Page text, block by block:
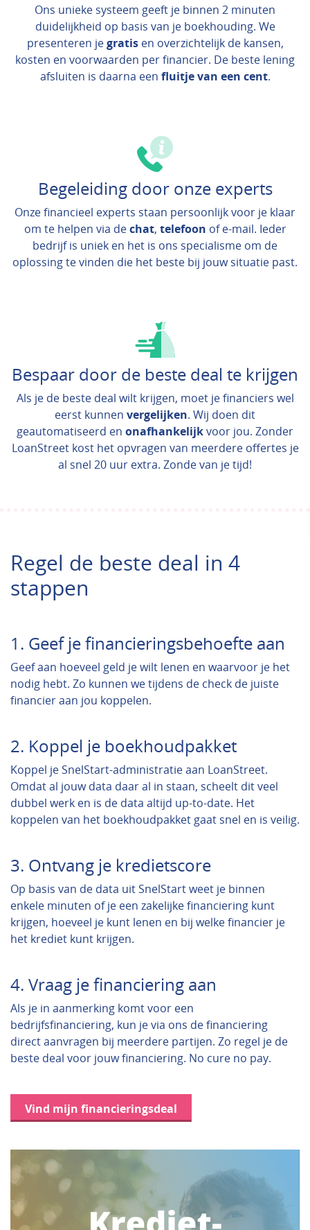
Ons unieke systeem geeft je binnen 2 minuten
duidelijkheid op basis van je boekhouding. We
presenteren jegratisen overzichtelijk de kansen,
kosten en voorwaarden per financier. De beste lening
afsluiten is daarna een fluitje van een cent.
Begeleiding door onze experts
Onze financieel experts staan persoonlijk voor je klaar
om te helpen via dechat, telefoon of e-mail. Ieder
bedrijf is uniek en het is ons specialisme om de
oplossing te vinden die het beste bij jouw situatie past.
Bespaar door de beste deal te krijgen
Als je de beste deal wilt krijgen, moet je financiers wel
eerst kunnen vergelijken. Wij doen dit
geautomatiseerd en onafhankelijkvoor jou. Zonder
LoanStreet kost het opvragen van meerdere offertes je
al snel 20 uur extra. Zonde van je tijd!
Regel de beste deal in 4
stappen
1. Geef je financieringsbehoefte aan
Geef aan hoeveel geld je wilt lenen en waarvoor je het
nodig hebt. Zo kunnen we tijdens de check de juiste
financier aan jou koppelen.
2. Koppel je boekhoudpakket
Koppel je SnelStart-administratie aan LoanStreet.
Omdat al jouw data daar al in staan, scheelt dit veel
dubbel werk en is de data altijd up-to-date. Het
koppelen van het boekhoudpakket gaat snel en is veilig.
3. Ontvang je kredietscore
Op basis van de data uit SnelStart weet je binnen
enkele minuten of je een zakelijke financiering kunt
krijgen, hoeveel je kunt lenen en bij welke financier je
het krediet kunt krijgen.
4. Vraag je financiering aan
Als je in aanmerking komt voor een
bedrijfsfinanciering, kun je via ons de financiering
direct aanvragen bij meerdere partijen. Zo regel je de
beste deal voor jouw financiering. No cure no pay.
Vind mijn financieringsdeal